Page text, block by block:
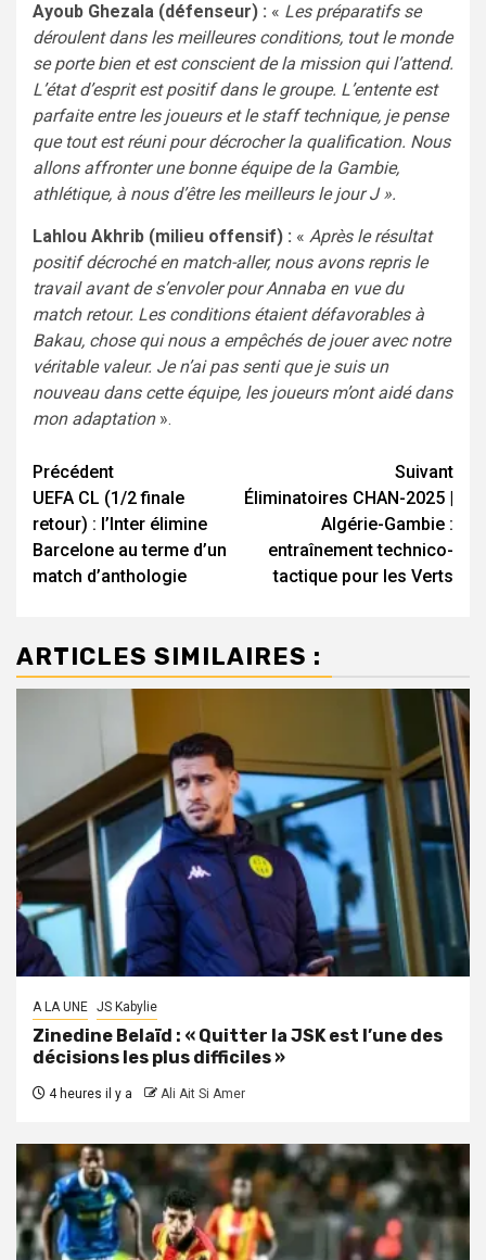
Ayoub Ghezala (défenseur) : « Les préparatifs se
déroulent dans les meilleures conditions, tout le monde
se porte bien et est conscient de la mission qui l’attend.
L’état d’esprit est positif dans le groupe. L’entente est
parfaite entre les joueurs et le staff technique, je pense
que tout est réuni pour décrocher la qualification. Nous
allons affronter une bonne équipe de la Gambie,
athlétique, à nous d’être les meilleurs le jour J ».
Lahlou Akhrib (milieu offensif) : « Après le résultat
positif décroché en match-aller, nous avons repris le
travail avant de s’envoler pour Annaba en vue du
match retour. Les conditions étaient défavorables à
Bakau, chose qui nous a empêchés de jouer avec notre
véritable valeur. Je n’ai pas senti que je suis un
nouveau dans cette équipe, les joueurs m’ont aidé dans
mon adaptation ».
Navigation
d’article
Précédent
UEFA CL (1/2 finale
retour) : l’Inter élimine
Barcelone au terme d’un
match d’anthologie
Suivant
Éliminatoires CHAN-2025 |
Algérie-Gambie :
entraînement technico-
tactique pour les Verts
ARTICLES SIMILAIRES :
A LA UNE JS Kabylie
Zinedine Belaïd : « Quitter la JSK est l’une des
décisions les plus difficiles »
4 heures il y a Ali Ait Si Amer